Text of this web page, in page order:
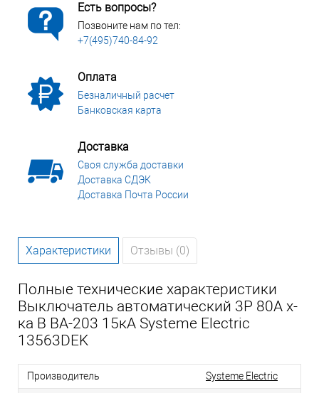
Есть вопросы?
Позвоните нам по тел:
+7(495)740-84-92
Оплата
Безналичный расчет
Банковская карта
Доставка
Своя служба доставки
Доставка СДЭК
Доставка Почта России
Характеристики Отзывы (0)
Полные технические характеристики
Выключатель автоматический 3P 80A х-
ка B ВА-203 15кА Systeme Electric
13563DEK
Производитель Systeme Electric